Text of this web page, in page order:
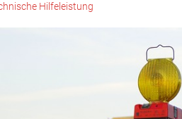
Hilfeleistung